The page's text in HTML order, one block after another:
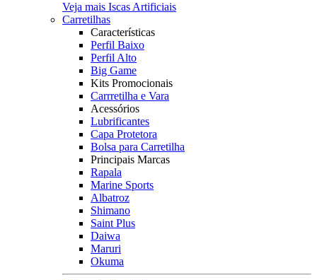
Veja mais Iscas Artificiais
Carretilhas
Características
Perfil Baixo
Perfil Alto
Big Game
Kits Promocionais
Carrretilha e Vara
Acessórios
Lubrificantes
Capa Protetora
Bolsa para Carretilha
Principais Marcas
Rapala
Marine Sports
Albatroz
Shimano
Saint Plus
Daiwa
Maruri
Okuma